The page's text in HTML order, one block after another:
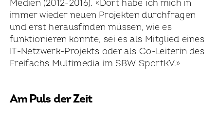
Medien (2012-2016). «Dort habe ich mich in
immer wieder neuen Projekten durchfragen
und erst herausfinden müssen, wie es
funktionieren könnte, sei es als Mitglied eines
IT-Netzwerk-Projekts oder als Co-Leiterin des
Freifachs Multimedia im SBW SportKV.»
Am Puls der Zeit